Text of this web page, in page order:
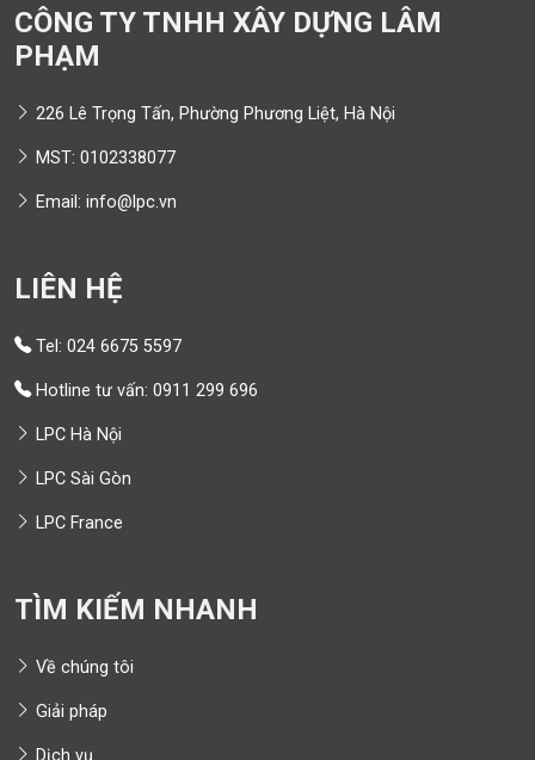
CÔNG TY TNHH XÂY DỰNG LÂM
PHẠM
226 Lê Trọng Tấn, Phường Phương Liệt, Hà Nội
MST: 0102338077
Email: info@lpc.vn
LIÊN HỆ
Tel: 024 6675 5597
Hotline tư vấn: 0911 299 696
LPC Hà Nội
LPC Sài Gòn
LPC France
TÌM KIẾM NHANH
Về chúng tôi
Giải pháp
Dịch vụ